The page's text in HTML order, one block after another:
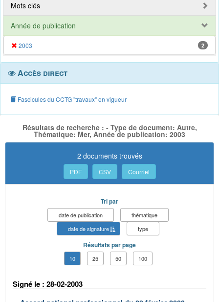
Mots clés
Année de publication
2003 2
Accès direct
Fascicules du CCTG "travaux" en vigueur
Résultats de recherche : - Type de document: Autre,
Thématique: Mer, Année de publication: 2003
2 documents trouvés
PDF CSV Courriel
Tri par
date de publication
thématique
date de signature
type
Résultats par page
10 25 50 100
Signé le : 28-02-2003